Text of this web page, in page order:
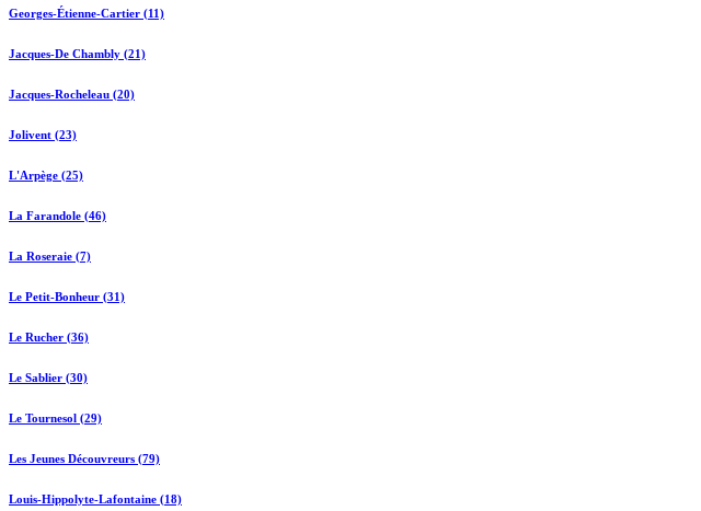
Georges-Étienne-Cartier (11)
Jacques-De Chambly (21)
Jacques-Rocheleau (20)
Jolivent (23)
L'Arpège (25)
La Farandole (46)
La Roseraie (7)
Le Petit-Bonheur (31)
Le Rucher (36)
Le Sablier (30)
Le Tournesol (29)
Les Jeunes Découvreurs (79)
Louis-Hippolyte-Lafontaine (18)